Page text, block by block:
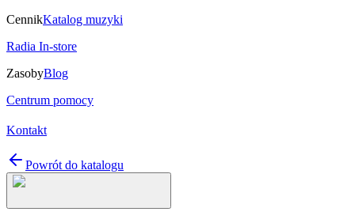
CennikKatalog muzyki
Radia In-store
ZasobyBlog
Centrum pomocy
Kontakt
Powrót do katalogu